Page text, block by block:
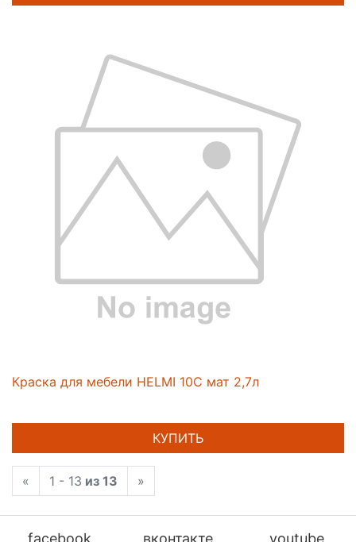
Краска для мебели HELMI 10C мат 2,7л
КУПИТЬ
« 1 - 13 из 13 »